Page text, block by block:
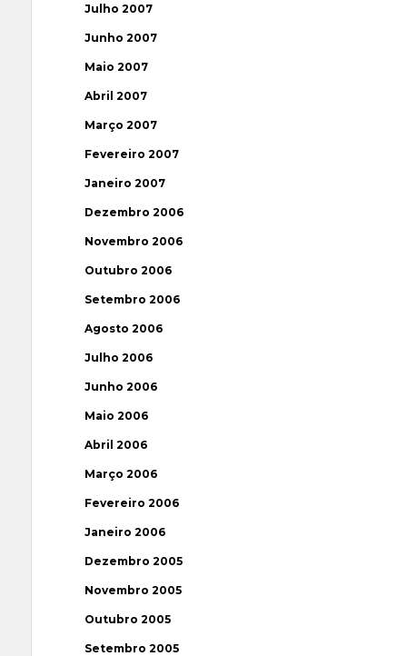
Julho 2007
Junho 2007
Maio 2007
Abril 2007
Março 2007
Fevereiro 2007
Janeiro 2007
Dezembro 2006
Novembro 2006
Outubro 2006
Setembro 2006
Agosto 2006
Julho 2006
Junho 2006
Maio 2006
Abril 2006
Março 2006
Fevereiro 2006
Janeiro 2006
Dezembro 2005
Novembro 2005
Outubro 2005
Setembro 2005